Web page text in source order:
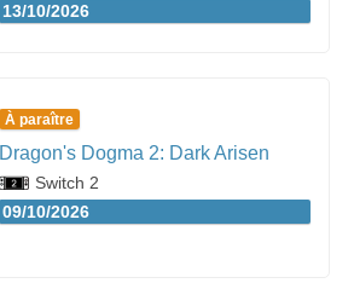
13/10/2026
À paraître
Dragon's Dogma 2: Dark Arisen
Switch 2
09/10/2026